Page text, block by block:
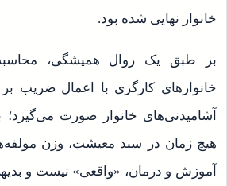
خانوار نهایی شده بود.
بر طبق یک روال همیشگی،
خانوارهای کارگری با اعمال ضریب
آشامیدنی‌های خانوار صورت می‌گیرد؛
هیچ زمان در سبد معیشت، وزن
آموزش و درمان، «واقعی» نیست و